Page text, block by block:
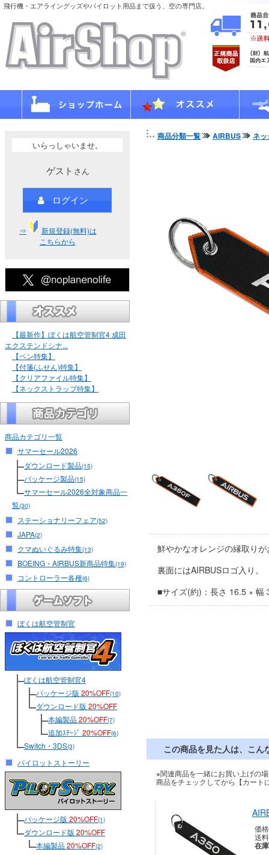
飛行機・エアライングッズやパイロット用品まで扱う、空の専門店。
いらっしゃいませ。
ゲスト さん
ログイン
⇒
新規登録(無料)は
こちらから
【最新作】ぼくは航空管制官4 成田
エクステンドシナ...
【ペン特集】
【付箋(ふせん)特集】
【クリアファイル特集】
【ネックストラップ特集】
商品カテゴリ一覧
サマーセール2026
ダウンロード製品(15)
パッケージ製品(15)
サマーセール2026全対象商品一
覧(30)
ステーショナリーフェア(52)
JAPA(2)
クマぬいぐるみ特集(13)
BOEING・AIRBUS新商品特集(19)
コントローラー各種(6)
ぼくは航空管制官
ぼくは航空管制官4
パッケージ版 20%OFF(10)
ダウンロード版 20%OFF
本編製品20%OFF(7)
追加ｽﾃｰｼﾞ 20%OFF(6)
Switch・3DS(3)
パイロットストーリー
パッケージ版 20%OFF(1)
ダウンロード版 20%OFF
本編製品20%OFF(2)
商品分類一覧 AIRBUS ネ
鮮やかなオレンジの縁取り
裏面にはAIRBUSロゴ入り。
■サイズ(約)：長さ 16.5 × 幅
この商品を見た人は、こん
※関連商品を一緒にお買い上げの
商品をチェックしてから【カート
価
送
在